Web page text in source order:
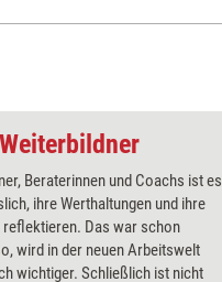
Beraterinnen und Coachs ist es
ihre Werthaltungen und ihre
reflektieren. Das war schon
wird in der neuen Arbeitswelt
wichtiger. Schließlich ist nicht